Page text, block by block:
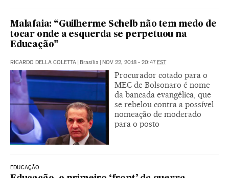
Malafaia: “Guilherme Schelb não tem medo de
tocar onde a esquerda se perpetuou na
Educação”
RICARDO DELLA COLETTA | Brasília | NOV 22, 2018 - 20:47EST
Procurador cotado para o
MEC de Bolsonaro é nome
da bancada evangélica, que
se rebelou contra a possível
nomeação de moderado
para o posto
EDUCAÇÃO